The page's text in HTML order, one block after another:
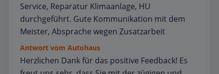
Service, Reparatur Klimaanlage, HU
durchgeführt. Gute Kommunikation mit dem
Meister, Absprache wegen Zusatzarbeit
Antwort vom Autohaus
Herzlichen Dank für das positive Feedback! Es